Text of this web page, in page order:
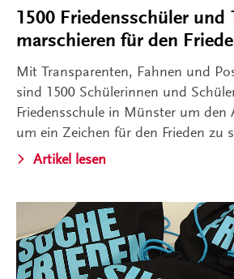
1500 Friedensschüler und
marschieren für den
Mit Transparenten, Fahnen und
sind 1500 Schülerinnen und
Friedensschule in Münster um den
um ein Zeichen für den Frieden zu
Artikel lesen